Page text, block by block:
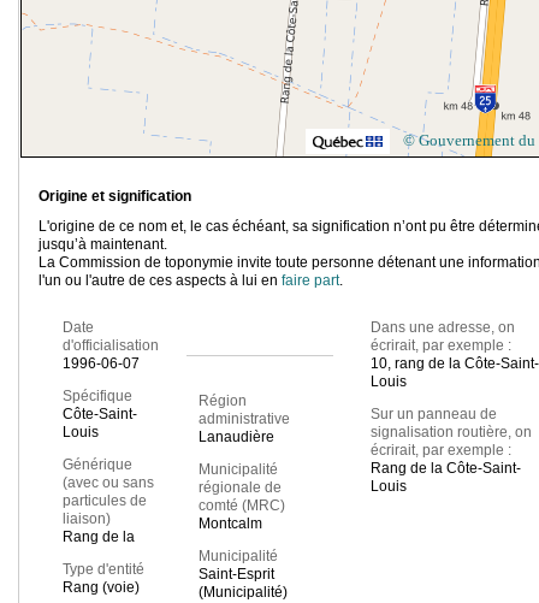
© Gouvernement du
Origine et signification
L'origine de ce nom et, le cas échéant, sa signification n’ont pu être
jusqu’à maintenant.
La Commission de toponymie invite toute personne détenant une
l'un ou l'autre de ces aspects à lui en faire part.
Date
d'officialisation
1996-06-07
Spécifique
Côte-Saint-
Louis
Générique
(avec ou sans
particules de
liaison)
Rang de la
Type d'entité
Rang (voie)
Région
administrative
Lanaudière
Municipalité
régionale de
comté (MRC)
Montcalm
Municipalité
Saint-Esprit
(Municipalité)
Dans une adresse, on
écrirait, par exemple :
10, rang de la Côte-Saint-
Louis
Sur un panneau de
signalisation routière, on
écrirait, par exemple :
Rang de la Côte-Saint-
Louis